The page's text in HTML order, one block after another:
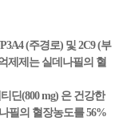
(주경로) 및 2C9 (부
제제는 실데나필의 혈
딘(800 mg) 은 건강한
필의 혈장농도를 56%